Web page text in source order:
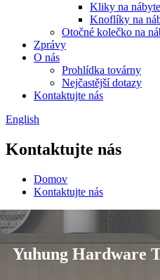
Kliky na
Knoflíky na
Otočné kolečko na
Zprávy
O nás
Prohlídka továrny
Nejčastější dotazy
Kontaktujte nás
English
Kontaktujte nás
Domov
Kontaktujte nás
Yuhung Hardware